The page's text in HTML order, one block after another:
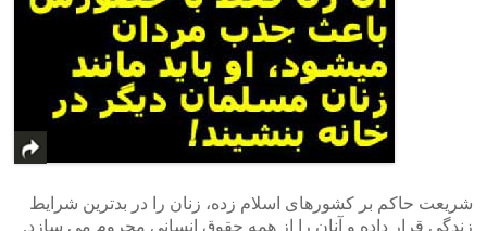
شریعت حاکم بر کشورهای اسلام زده، زنان را در بدترین شرایط
زندگی قرار داده و آنان را از همه حقوق انسانی محروم می سازد.